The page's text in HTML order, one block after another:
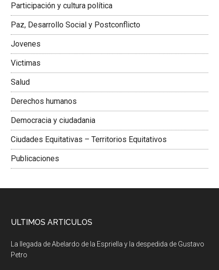
Colombiana
Participación y cultura política
Paz, Desarrollo Social y Postconflicto
Jovenes
Victimas
Salud
Derechos humanos
Democracia y ciudadania
Ciudades Equitativas – Territorios Equitativos
Publicaciones
ULTIMOS ARTICULOS
La llegada de Abelardo de la Espriella y la despedida de Gustavo
Petro